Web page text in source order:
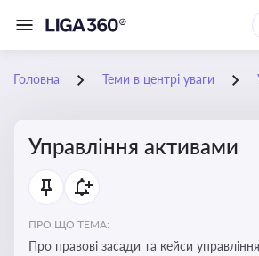
Головна Теми в центрі уваги
Управління активами
ПРО ЩО ТЕМА:
Про правові засади та кейси